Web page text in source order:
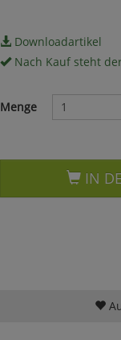
Downloadartikel
Nach Kauf steht
Menge
IN